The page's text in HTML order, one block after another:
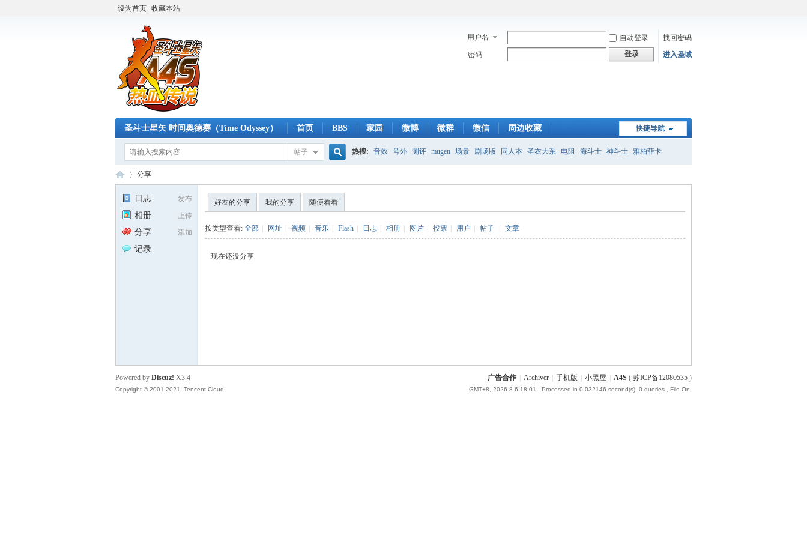
设为首页 收藏本站
用户名 自动登录
找回密码
密码
登录 进入圣域
快捷导航
圣斗士星矢 时间奥德赛（Time Odyssey） 首页 BBS 家园 微博 微群 微信 周边收藏
帖子 热搜: 音效 号外 测评 mugen 场景 剧场版 同人本 圣衣大系 电阻 海斗士 神斗士 雅柏菲卡
分享
发布
日志
上传
相册
添加
分享
记录
好友的分享 我的分享 随便看看
按类型查看: 全部 网址 视频 音乐 Flash 日志 相册 图片 投票 用户 帖子 文章
现在还没分享
广告合作 Archiver 手机版 小黑屋 A4S ( 苏ICP备12080535 )
GMT+8, 2026-8-6 18:01 , Processed in 0.032146 second(s), 0 queries , File On.
Powered by Discuz! X3.4
Copyright © 2001-2021, Tencent Cloud.